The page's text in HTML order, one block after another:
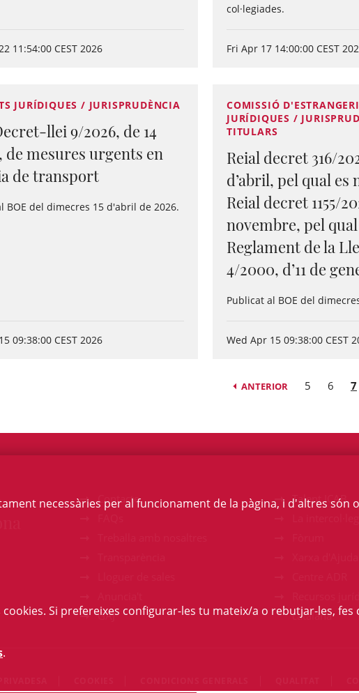
11:54:00 CEST 2026
col·legiades.
Fri Apr 17 14:00:00 CEST
JURÍDIQUES / JURISPRUDÈNCIA
llei 9/2026, de 14
de mesures urgents en
de transport
BOE del dimecres 15 d'abril de 2026.
09:38:00 CEST 2026
COMISSIÓ
JURÍDIQUES /
TITULARS
Reial decret 316/
d’abril, pel qual es
Reial decret 1155/
novembre, pel qual
Reglament de la
4/2000, d’11 de
Publicat al BOE del
Wed Apr 15 09:38:00 CEST
ANTERIOR 5 6 7
Contacte
GAJ
Talent ICAB
catalana
necessàries per al funcionament de la pàgina, i d'altres són
Si prefereixes configurar-les tu mateix/a o rebutjar-les, fes
.